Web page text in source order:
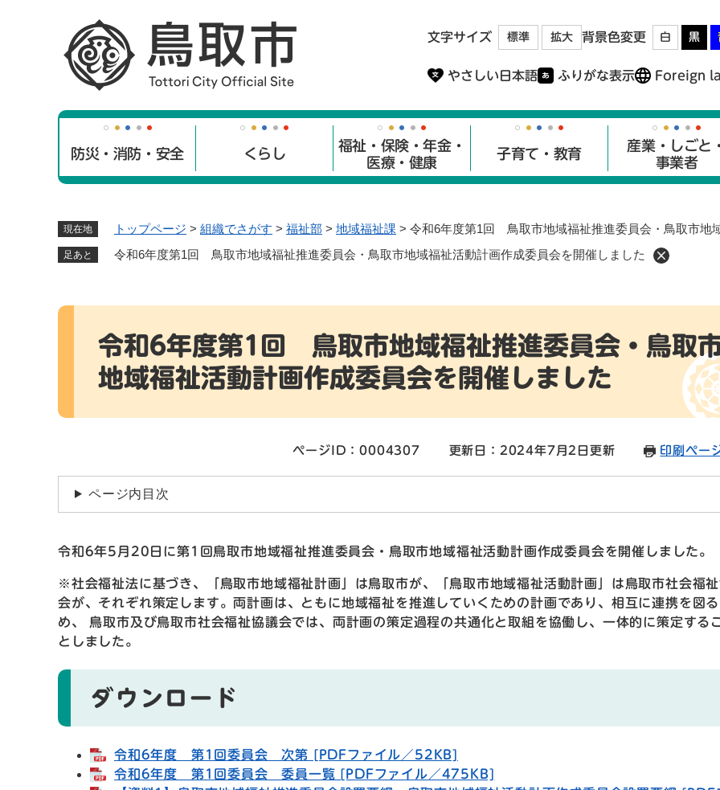
文字サイズ 標準 拡大 背景色変更 白 黒
やさしい日本語 ふりがな表示 Foreign
防災・消防・安全 くらし
福祉・保険・年金・
医療・健康
子育て・教育
産業・しごと
事業者
現在地 トップページ > 組織でさがす > 福祉部 > 地域福祉課 > 令和6年度第1回 鳥取市地域福祉推進委員会・鳥取市地
足あと 令和6年度第1回 鳥取市地域福祉推進委員会・鳥取市地域福祉活動計画作成委員会を開催しました
本
令和6年度第1回 鳥取市地域福祉推進委員会・鳥取
地域福祉活動計画作成委員会を開催しました
ページID：0004307 更新日：2024年7月2日更新 印刷ペー
ページ内目次
令和6年5月20日に第1回鳥取市地域福祉推進委員会・鳥取市地域福祉活動計画作成委員会を開催しました。
※社会福祉法に基づき、「鳥取市地域福祉計画」は鳥取市が、「鳥取市地域福祉活動計画」は鳥取市社会福
会が、それぞれ策定します。両計画は、ともに地域福祉を推進していくための計画であり、相互に連携を図
め、 鳥取市及び鳥取市社会福祉協議会では、両計画の策定過程の共通化と取組を協働し、一体的に策定する
としました。
ダウンロード
令和6年度 第1回委員会 次第 [PDFファイル／52KB]
令和6年度 第1回委員会 委員一覧 [PDFファイル／475KB]